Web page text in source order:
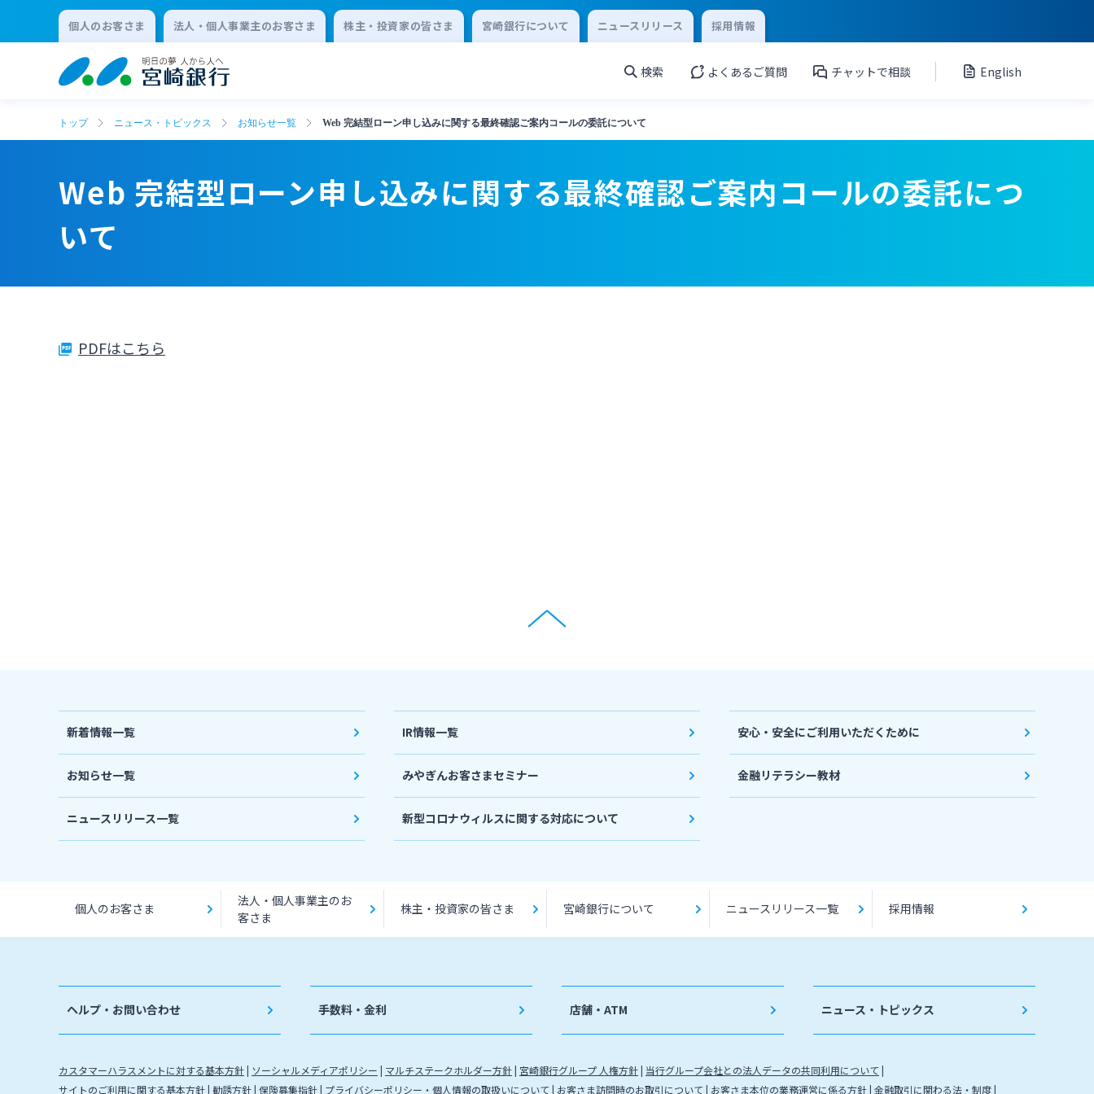
個人のお客さま 法人・個人事業主のお客さま 株主・投資家の皆さま 宮崎銀行について ニュースリリース 採用情報
検索 よくあるご質問 チャットで相談 English
トップ ニュース・トピックス お知らせ一覧 Web 完結型ローン申し込みに関する最終確認ご案内コールの委託について
Web 完結型ローン申し込みに関する最終確認ご案内コールの委託につ
いて
PDFはこちら
新着情報一覧
お知らせ一覧
ニュースリリース一覧
IR情報一覧
みやぎんお客さまセミナー
新型コロナウィルスに関する対応について
安心・安全にご利用いただくために
金融リテラシー教材
個人のお客さま
法人・個人事業主のお
客さま
株主・投資家の皆さま 宮崎銀行について ニュースリリース一覧 採用情報
ヘルプ・お問い合わせ 手数料・金利 店舗・ATM ニュース・トピックス
カスタマーハラスメントに対する基本方針 ソーシャルメディアポリシー マルチステークホルダー方針 宮崎銀行グループ 人権方針 当行グループ会社との法人データの共同利用について
サイトのご利用に関する基本方針 勧誘方針 保険募集指針 プライバシーポリシー・個人情報の取扱いについて お客さま訪問時のお取引について お客さま本位の業務運営に係る方針 金融取引に関わる法・制度